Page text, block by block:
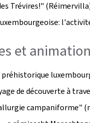
Trévires!" (Réimervilla
et
de découverte à
campaniforme"